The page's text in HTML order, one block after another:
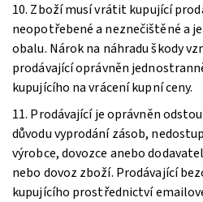
10. Zboží musí vrátit kupující
neopotřebené a neznečištěné a
obalu. Nárok na náhradu škody
prodávající oprávněn
kupujícího na vrácení kupní ceny.
11. Prodávající je oprávněn
důvodu vyprodání zásob,
výrobce, dovozce anebo
nebo dovoz zboží. Prodávající
kupujícího prostřednictví